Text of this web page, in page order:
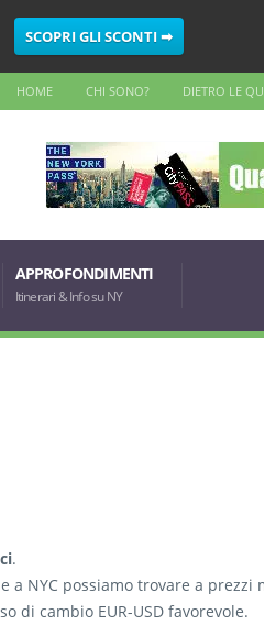
SCOPRI GLI SCONTI ➡
HOME CHI SONO? DIETRO LE
APPROFONDIMENTI
Itinerari & Info su NY
.
a NYC possiamo trovare a
di cambio EUR-USD favorevole.